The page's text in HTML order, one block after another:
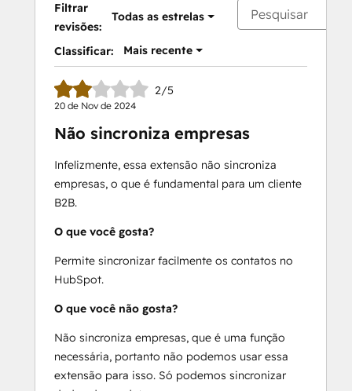
Filtrar
revisões:
Todas as estrelas
Classificar: Mais recente
2/5
20 de Nov de 2024
Não sincroniza empresas
Infelizmente, essa extensão não sincroniza
empresas, o que é fundamental para um cliente
B2B.
O que você gosta?
Permite sincronizar facilmente os contatos no
HubSpot.
O que você não gosta?
Não sincroniza empresas, que é uma função
necessária, portanto não podemos usar essa
extensão para isso. Só podemos sincronizar